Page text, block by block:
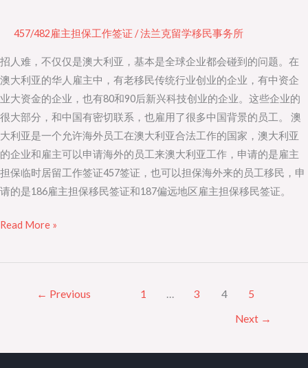
457/482雇主担保工作签证 /法兰克留学移民事务所
招人难，不仅仅是澳大利亚，基本是全球企业都会碰到的问题。在
澳大利亚的华人雇主中，有老移民传统行业创业的企业，有中资企
业大资金的企业，也有80和90后新兴科技创业的企业。这些企业的
很大部分，和中国有密切联系，也雇用了很多中国背景的员工。 澳
大利亚是一个允许海外员工在澳大利亚合法工作的国家，澳大利亚
的企业和雇主可以申请海外的员工来澳大利亚工作，申请的是雇主
担保临时居留工作签证457签证，也可以担保海外来的员工移民，申
请的是186雇主担保移民签证和187偏远地区雇主担保移民签证。
主
要
善
用
457
工
作
签
Read More »
← Previous 1 … 3 4 5
Next →